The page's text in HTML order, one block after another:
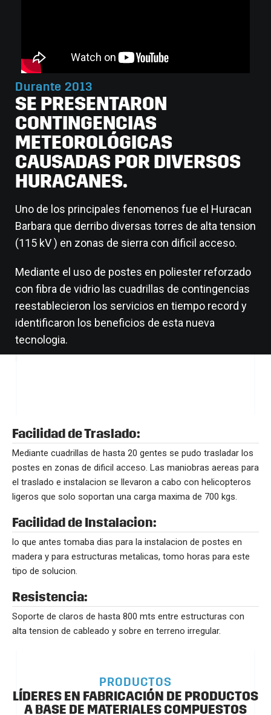
Durante 2013
SE PRESENTARON
CONTINGENCIAS
METEOROLÓGICAS
CAUSADAS POR DIVERSOS
HURACANES.
Uno de los principales fenomenos fue el Huracan
Barbara que derribo diversas torres de alta tension
(115 kV ) en zonas de sierra con dificil acceso.
Mediante el uso de postes en poliester reforzado
con fibra de vidrio las cuadrillas de contingencias
reestablecieron los servicios en tiempo record y
identificaron los beneficios de esta nueva
tecnologia.
Facilidad de Traslado:
Mediante cuadrillas de hasta 20 gentes se pudo trasladar los
postes en zonas de dificil acceso. Las maniobras aereas para
el traslado e instalacion se llevaron a cabo con helicopteros
ligeros que solo soportan una carga maxima de 700 kgs.
Facilidad de Instalacion:
lo que antes tomaba dias para la instalacion de postes en
madera y para estructuras metalicas, tomo horas para este
tipo de solucion.
Resistencia:
Soporte de claros de hasta 800 mts entre estructuras con
alta tension de cableado y sobre en terreno irregular.
PRODUCTOS
LÍDERES EN FABRICACIÓN DE PRODUCTOS
A BASE DE MATERIALES COMPUESTOS